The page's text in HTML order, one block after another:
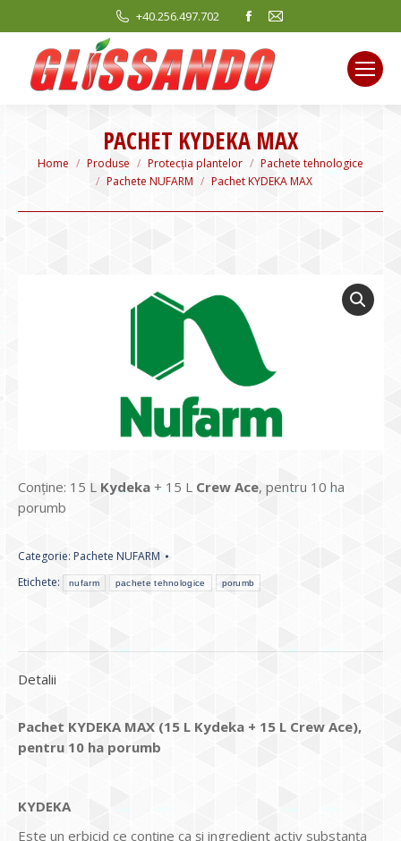
+40.256.497.702
Facebook
opens
in
new
window
Mail
new
window
PACHET KYDEKA MAX
You are here:
Home Produse Protecția plantelor
Pachete tehnologice
Pachete NUFARM
Pachet KYDEKA MAX
Conține: 15 L Kydeka + 15 L Crew Ace, pentru 10 ha
porumb
Categorie: Pachete NUFARM
Etichete:
nufarm pachete tehnologice porumb
Detalii
Pachet KYDEKA MAX (15 L Kydeka + 15 L Crew Ace),
pentru 10 ha porumb
KYDEKA
Este un erbicid ce conține ca și ingredient activ substanța